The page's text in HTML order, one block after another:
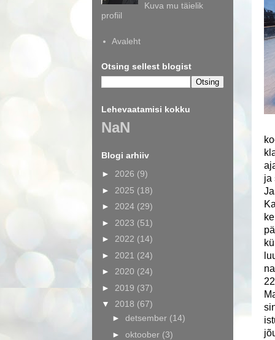
ja
Kuva mu täielik
profiil
Avaleht
Otsing sellest blogist
Lehevaatamisi kokku
NaN
Blogi arhiiv
► 2026 (9)
► 2025 (18)
► 2024 (29)
► 2023 (51)
► 2022 (14)
► 2021 (24)
► 2020 (24)
► 2019 (37)
▼ 2018 (67)
► detsember (14)
► oktoober (3)